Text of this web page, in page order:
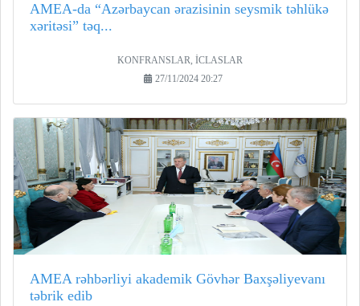
AMEA-da “Azərbaycan ərazisinin seysmik təhlükə
xəritəsi” təq...
KONFRANSLAR, İCLASLAR
27/11/2024 20:27
AMEA rəhbərliyi akademik Gövhər Baxşəliyevanı
təbrik edib